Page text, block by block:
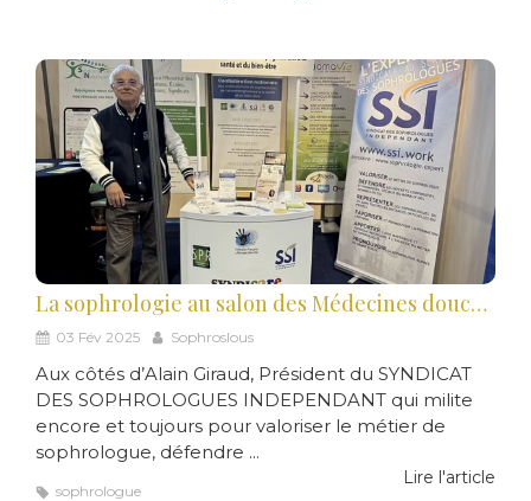
La sophrologie au salon des Médecines douces 2025
03 Fév 2025 Sophroslous
Aux côtés d’Alain Giraud, Président du SYNDICAT
DES SOPHROLOGUES INDEPENDANT qui milite
encore et toujours pour valoriser le métier de
sophrologue, défendre ...
Lire l'article
sophrologue